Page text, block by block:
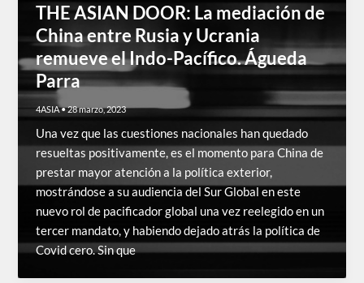
THE ASIAN DOOR: La mediación de
China entre Rusia y Ucrania
remueve el Indo-Pacífico. Águeda
Parra
4ASIA•28 marzo, 2023
Una vez que las cuestiones nacionales han quedado
resueltas positivamente, es el momento para China de
prestar mayor atención a la política exterior,
mostrándose a su audiencia del Sur Global en este
nuevo rol de pacificador global una vez reelegido en un
tercer mandato, y habiendo dejado atrás la política de
Covid cero. Sin que